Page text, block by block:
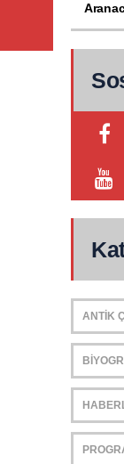
ANTIK